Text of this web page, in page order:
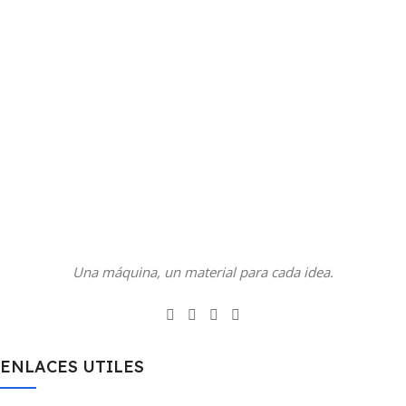
Una máquina, un material para cada idea.
ENLACES UTILES